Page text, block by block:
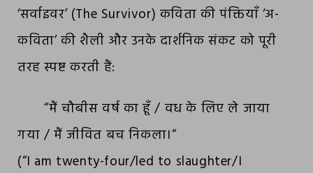
‘सर्वाइवर’ (The Survivor) कविता की पंक्तियाँ ‘अ-
कविता’ की शैली और उनके दार्शनिक संकट को पूरी
तरह स्पष्ट करती हैं:
“मैं चौबीस वर्ष का हूँ / वध के लिए ले जाया
गया / मैं जीवित बच निकला।“
(“I am twenty-four/led to slaughter/I